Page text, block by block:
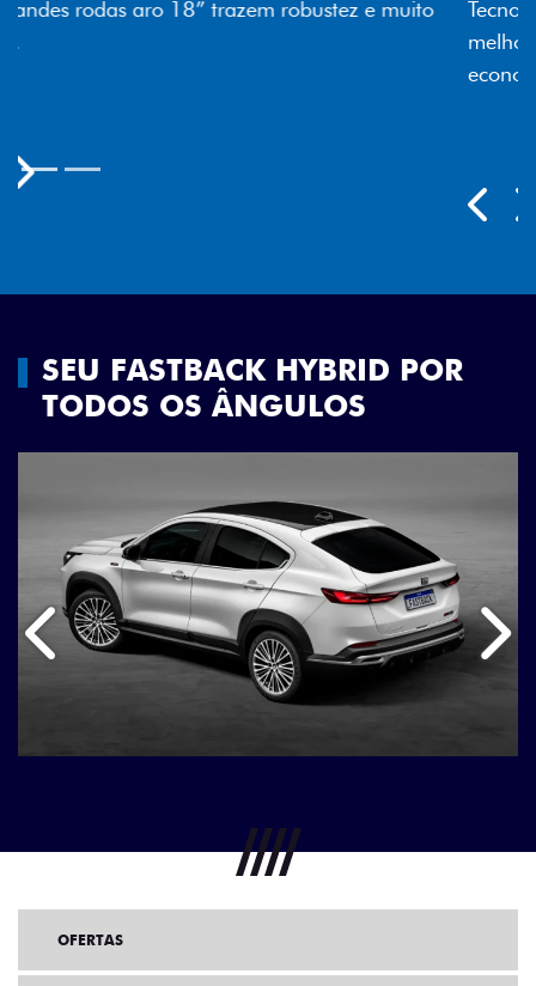
Tecnologia dos faróis totalmente em LED garante
SEU FASTBACK HYBRID POR
TODOS OS ÂNGULOS
Anterior
OFERTAS